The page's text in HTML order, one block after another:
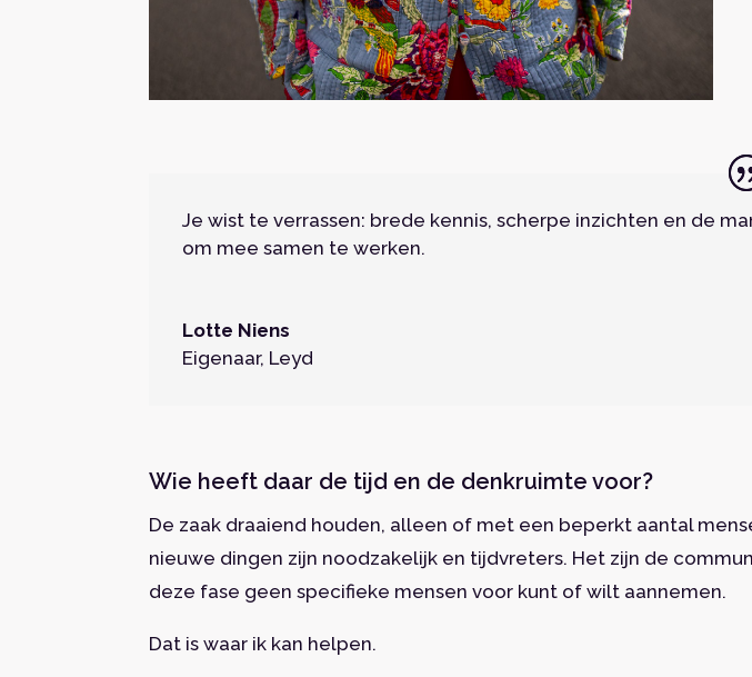
Je wist te verrassen: brede kennis, scherpe inzichten en de
om mee samen te werken.
Lotte Niens
Eigenaar, Leyd
Wie heeft daar de tijd en de denkruimte voor?
De zaak draaiend houden, alleen of met een beperkt aantal
nieuwe dingen zijn noodzakelijk en tijdvreters. Het zijn de
deze fase geen specifieke mensen voor kunt of wilt aannemen.
Dat is waar ik kan helpen.